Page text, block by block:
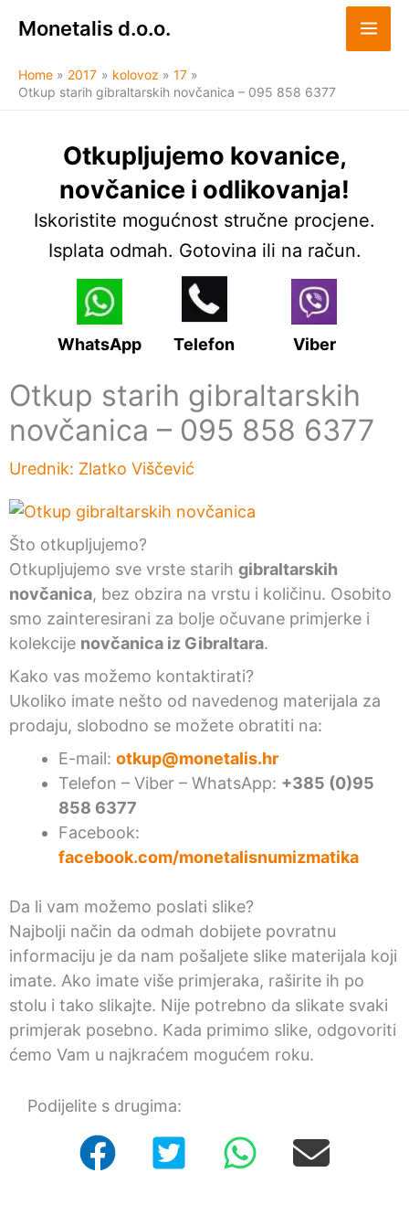
Monetalis d.o.o.
Home 2017 kolovoz
17
Otkup starih gibraltarskih novčanica – 095 858 6377
Otkupljujemo kovanice,
novčanice i odlikovanja!
Iskoristite mogućnost stručne procjene.
Isplata odmah. Gotovina ili na račun.
WhatsApp Viber
Telefon
Otkup starih gibraltarskih
novčanica – 095 858 6377
Urednik: Zlatko Viščević
Što otkupljujemo?
Otkupljujemo sve vrste starih gibraltarskih
novčanica, bez obzira na vrstu i količinu. Osobito
smo zainteresirani za bolje očuvane primjerke i
kolekcije novčanica iz Gibraltara.
Kako vas možemo kontaktirati?
Ukoliko imate nešto od navedenog materijala za
prodaju, slobodno se možete obratiti na:
E-mail: otkup@monetalis.hr
Telefon – Viber – WhatsApp: +385 (0)95
858 6377
Facebook:
facebook.com/monetalisnumizmatika
Da li vam možemo poslati slike?
Najbolji način da odmah dobijete povratnu
informaciju je da nam pošaljete slike materijala koji
imate. Ako imate više primjeraka, raširite ih po
stolu i tako slikajte. Nije potrebno da slikate svaki
primjerak posebno. Kada primimo slike, odgovoriti
ćemo Vam u najkraćem mogućem roku.
Podijelite s drugima: